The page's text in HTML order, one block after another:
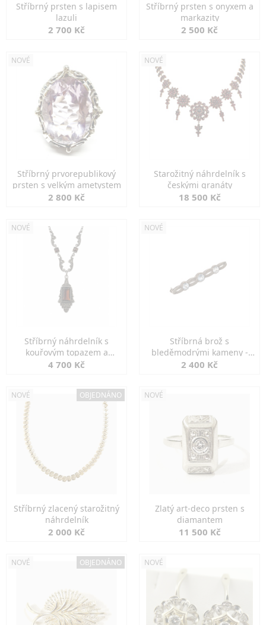
Stříbrný prsten s lapisem
lazuli
2 700 Kč
Stříbrný prsten s onyxem a
markazity
2 500 Kč
NOVÉ
Stříbrný prvorepublikový
prsten s velkým ametystem
2 800 Kč
NOVÉ
Starožitný náhrdelník s
českými granáty
18 500 Kč
NOVÉ
Stříbrný náhrdelník s
kouřovým topazem a
markazity
4 700 Kč
NOVÉ
Stříbrná brož s
bleděmodrými kameny -
jemná elegance
2 400 Kč
NOVÉ OBJEDNÁNO
Stříbrný zlacený starožitný
náhrdelník
2 000 Kč
NOVÉ
Zlatý art-deco prsten s
diamantem
11 500 Kč
NOVÉ OBJEDNÁNO NOVÉ